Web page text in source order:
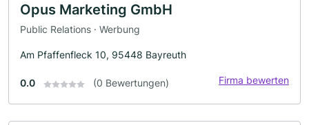
Opus Marketing GmbH
Public Relations · Werbung
Am Pfaffenfleck 10, 95448 Bayreuth
0.0 (0 Bewertungen) Firma bewerten